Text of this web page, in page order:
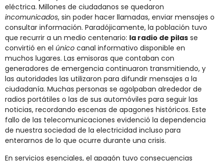
eléctrica. Millones de ciudadanos se quedaron
incomunicados, sin poder hacer llamadas, enviar mensajes o
consultar información. Paradójicamente, la población tuvo
que recurrir a un medio centenario: la radio de pilas se
convirtió en el único canal informativo disponible en
muchos lugares​. Las emisoras que contaban con
generadores de emergencia continuaron transmitiendo, y
las autoridades las utilizaron para difundir mensajes a la
ciudadanía. Muchas personas se agolpaban alrededor de
radios portátiles o las de sus automóviles para seguir las
noticias, recordando escenas de apagones históricos. Este
fallo de las telecomunicaciones evidenció la dependencia
de nuestra sociedad de la electricidad incluso para
enterarnos de lo que ocurre durante una crisis.
En servicios esenciales, el apagón tuvo consecuencias